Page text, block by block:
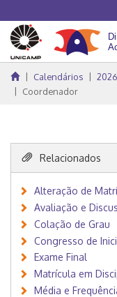
Calendários 2026
Coordenador
Relacionados
Alteração de
Avaliação e
Colação de Grau
Congresso de
Exame Final
Matrícula em
Média e